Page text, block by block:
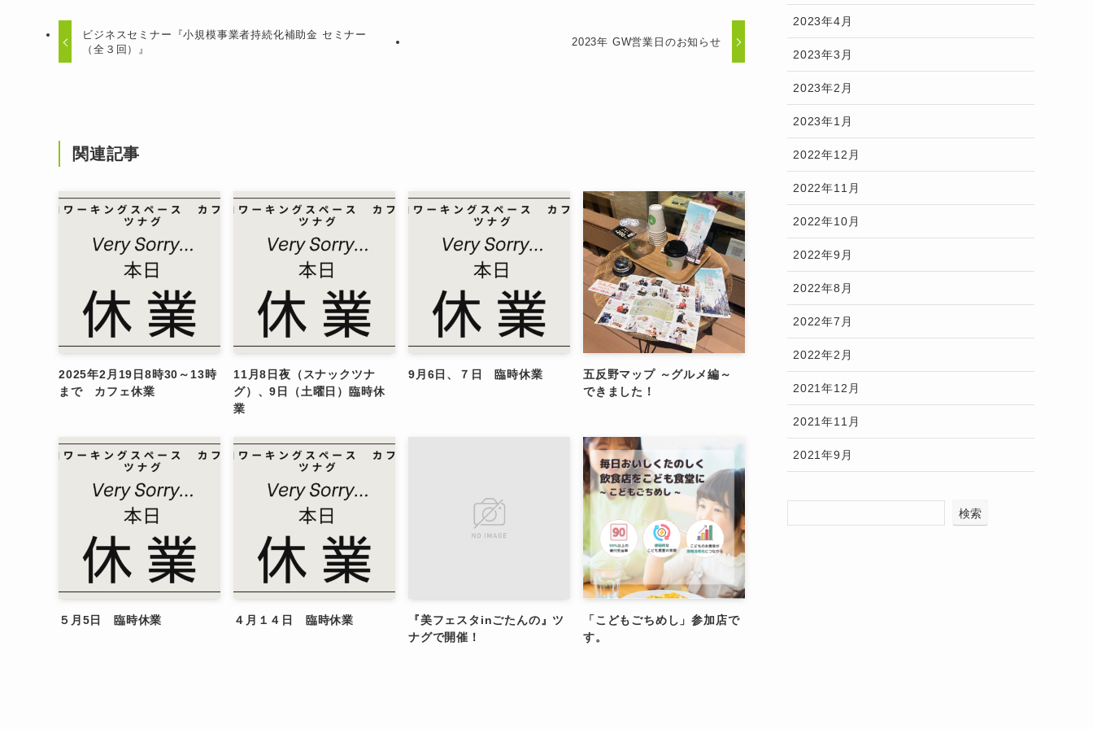
ビジネスセミナー『小規模事業者持続化補助金 セミナー
（全３回）』
2023年 GW営業日のお知らせ
関連記事
2025年2月19日8時30～13時
まで カフェ休業
11月8日夜（スナックツナ
グ）、9日（土曜日）臨時休
業
9月6日、７日 臨時休業
五反野マップ ～グルメ編～
できました！
５月5日 臨時休業 ４月１４日 臨時休業
『美フェスタinごたんの』ツ
ナグで開催！
「こどもごちめし」参加店で
す。
2023年4月
2023年3月
2023年2月
2023年1月
2022年12月
2022年11月
2022年10月
2022年9月
2022年8月
2022年7月
2022年2月
2021年12月
2021年11月
2021年9月
検索